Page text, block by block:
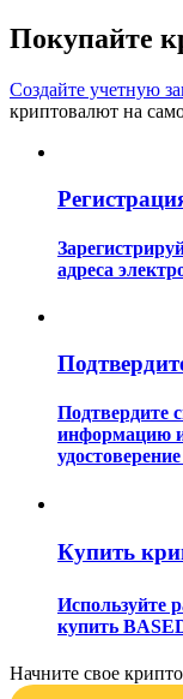
Информация
и т. д.
Торговые
Узнайте, как
Покупайте
Создайте учетную
криптовалют на
адреса
Подтвердите
информацию и
Купить
Используйте
купить
Начните свое